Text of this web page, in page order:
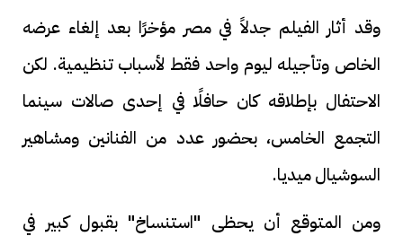
وقد أثار الفيلم جدلاً في مصر مؤخرًا بعد إلغاء عرضه
الخاص وتأجيله ليوم واحد فقط لأسباب تنظيمية. لكن
الاحتفال بإطلاقه كان حافلًا في إحدى صالات سينما
التجمع الخامس، بحضور عدد من الفنانين ومشاهير
السوشيال ميديا.
ومن المتوقع أن يحظى "استنساخ" بقبول كبير في